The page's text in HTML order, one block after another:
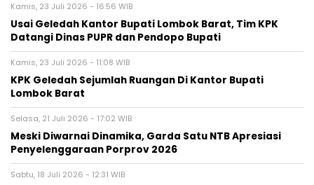
Kamis, 23 Juli 2026 - 16:56 WIB
Usai Geledah Kantor Bupati Lombok Barat, Tim KPK
Datangi Dinas PUPR dan Pendopo Bupati
Kamis, 23 Juli 2026 - 11:08 WIB
KPK Geledah Sejumlah Ruangan Di Kantor Bupati
Lombok Barat
Selasa, 21 Juli 2026 - 17:02 WIB
Meski Diwarnai Dinamika, Garda Satu NTB Apresiasi
Penyelenggaraan Porprov 2026 ‎
Sabtu, 18 Juli 2026 - 12:31 WIB